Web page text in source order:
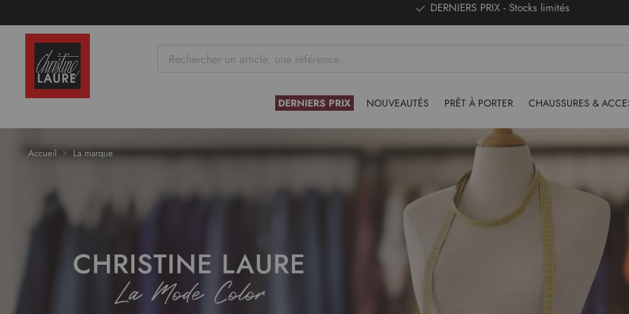
DERNIERS PRIX - Stocks limités
DERNIERS PRIX NOUVEAUTÉS PRÊT À PORTER CHAUSSURES &
Accueil La marque